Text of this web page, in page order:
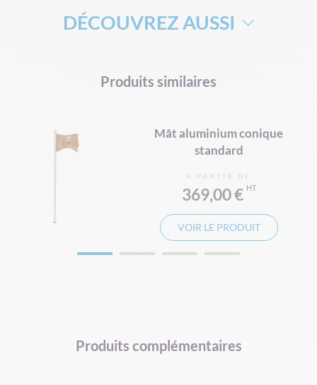
DÉCOUVREZ AUSSI
DRAPEAU FAÇADE DRAPEAU DE DÉFILÉ
MÂT TÉLÉSCOPIQUE POUR DRAPEAU
SOCLE DRAPEAU
Produits similaires
Mât aluminium conique
standard
À PARTIR DE
369,00 €
VOIR LE PRODUIT
Produits complémentaires